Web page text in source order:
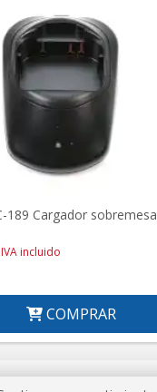
189 Cargador sobremesa
IVA incluido
COMPRAR